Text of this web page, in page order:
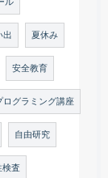
出 夏休み
安全教育
ログラミング講座
自由研究
検査